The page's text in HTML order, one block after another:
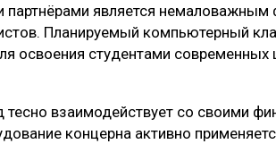
партнёрами является
Планируемый компьютерный
освоения студентами современных
взаимодействует со своими
концерна активно